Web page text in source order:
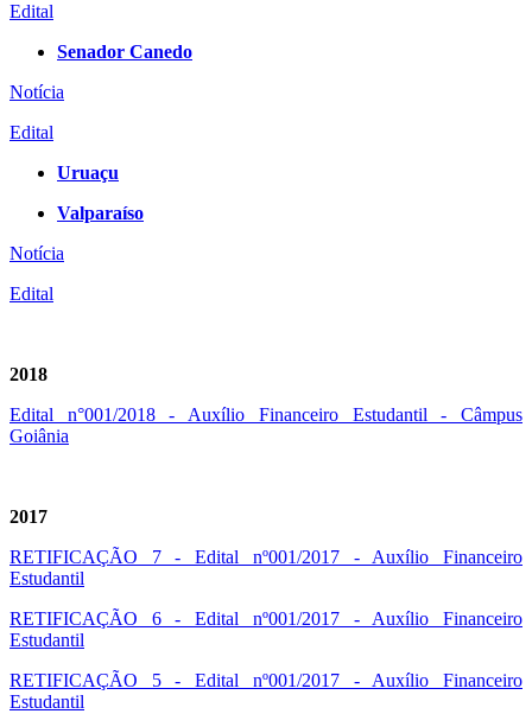
Edital
Senador Canedo
Notícia
Edital
Uruaçu
Valparaíso
Notícia
Edital
2018
Edital n°001/2018 - Auxílio Financeiro Estudantil - Câmpus
Goiânia
2017
RETIFICAÇÃO 7 - Edital nº001/2017 - Auxílio Financeiro
Estudantil
RETIFICAÇÃO 6 - Edital nº001/2017 - Auxílio Financeiro
Estudantil
RETIFICAÇÃO 5 - Edital nº001/2017 - Auxílio Financeiro
Estudantil